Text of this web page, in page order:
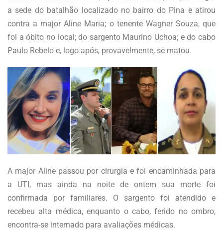
a sede do batalhão localizado no bairro do Pina e atirou
contra a major Aline Maria; o tenente Wagner Souza, que
foi a óbito no local; do sargento Maurino Uchoa; e do cabo
Paulo Rebelo e, logo após, provavelmente, se matou.
A major Aline passou por cirurgia e foi encaminhada para
a UTI, mas ainda na noite de ontem sua morte foi
confirmada por familiares. O sargento foi atendido e
recebeu alta médica, enquanto o cabo, ferido no ombro,
encontra-se internado para avaliações médicas.